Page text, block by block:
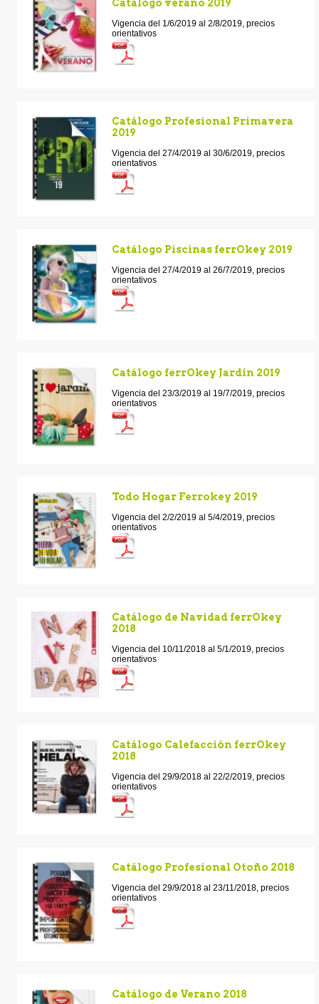
Catálogo verano 2019
Vigencia del 1/6/2019 al 2/8/2019, precios
orientativos
Catálogo Profesional Primavera
2019
Vigencia del 27/4/2019 al 30/6/2019, precios
orientativos
Catálogo Piscinas ferrOkey 2019
Vigencia del 27/4/2019 al 26/7/2019, precios
orientativos
Catálogo ferrOkey Jardín 2019
Vigencia del 23/3/2019 al 19/7/2019, precios
orientativos
Todo Hogar Ferrokey 2019
Vigencia del 2/2/2019 al 5/4/2019, precios
orientativos
Catálogo de Navidad ferrOkey
2018
Vigencia del 10/11/2018 al 5/1/2019, precios
orientativos
Catálogo Calefacción ferrOkey
2018
Vigencia del 29/9/2018 al 22/2/2019, precios
orientativos
Catálogo Profesional Otoño 2018
Vigencia del 29/9/2018 al 23/11/2018, precios
orientativos
Catálogo de Verano 2018